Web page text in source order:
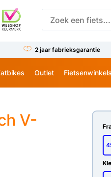
2 jaar fabrieksgarantie
Outlet Fietsenwinkels
V-